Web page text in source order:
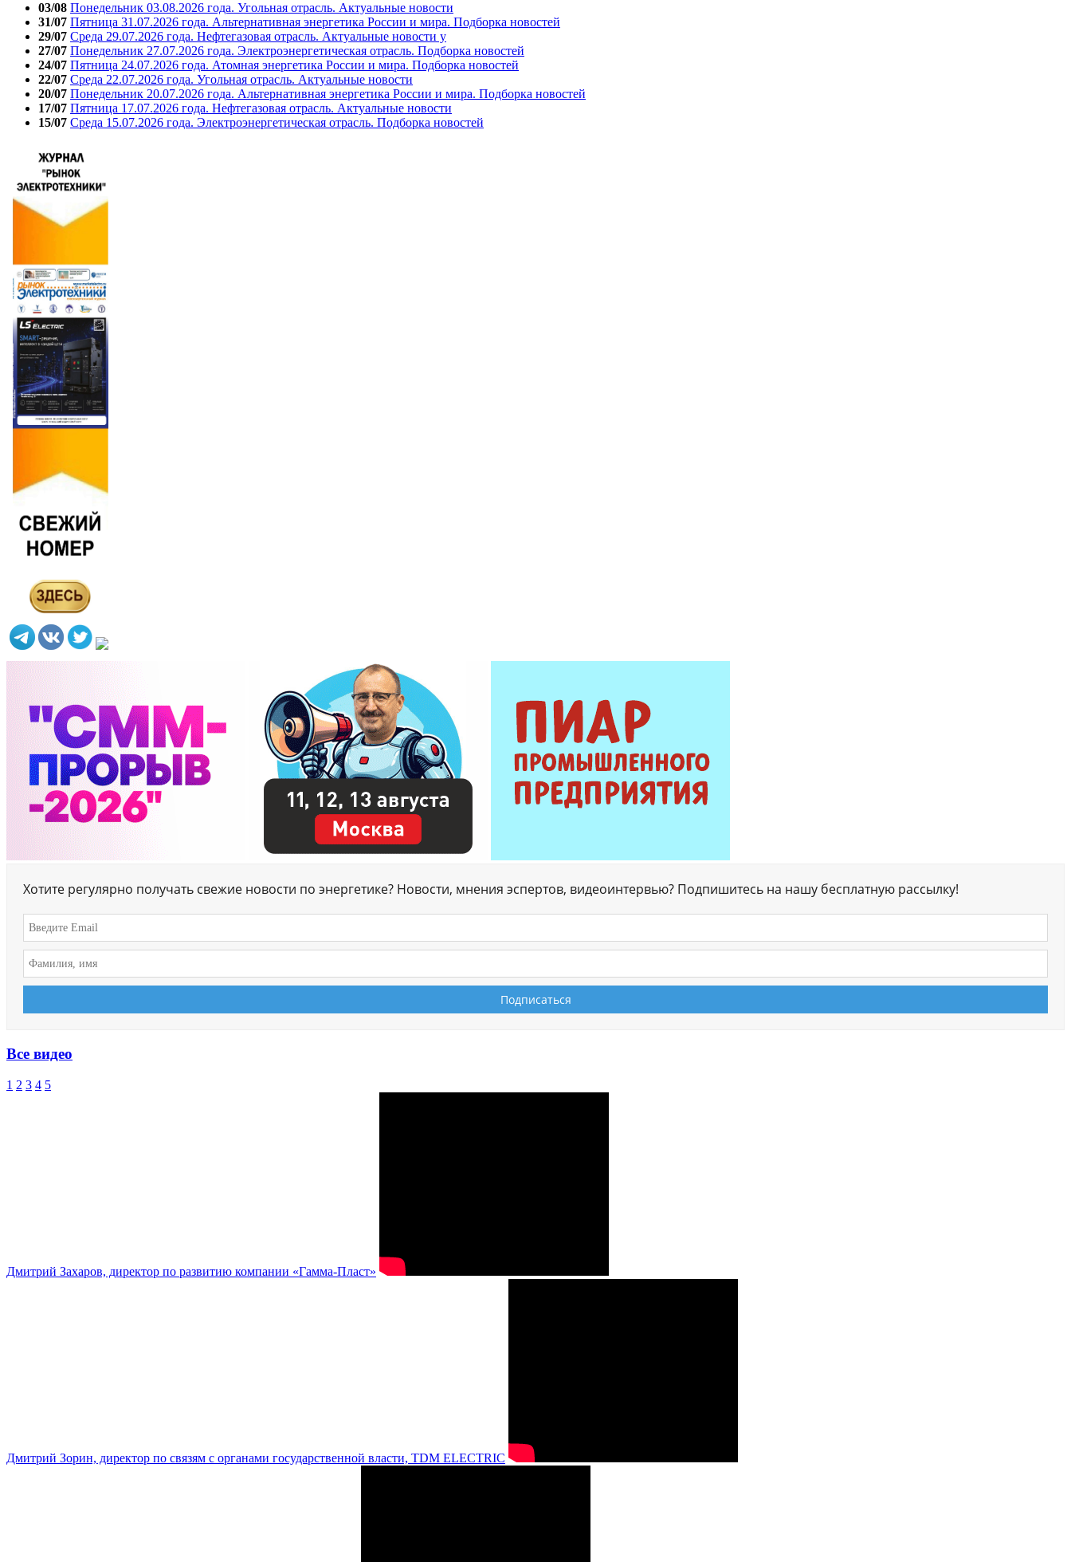
03/08 Понедельник 03.08.2026 года. Угольная отрасль. Актуальные новости
31/07 Пятница 31.07.2026 года. Альтернативная энергетика России и мира. Подборка новостей
29/07 Среда 29.07.2026 года. Нефтегазовая отрасль. Актуальные новости у
27/07 Понедельник 27.07.2026 года. Электроэнергетическая отрасль. Подборка новостей
24/07 Пятница 24.07.2026 года. Атомная энергетика России и мира. Подборка новостей
22/07 Среда 22.07.2026 года. Угольная отрасль. Актуальные новости
20/07 Понедельник 20.07.2026 года. Альтернативная энергетика России и мира. Подборка новостей
17/07 Пятница 17.07.2026 года. Нефтегазовая отрасль. Актуальные новости
15/07 Среда 15.07.2026 года. Электроэнергетическая отрасль. Подборка новостей
Хотите регулярно получать свежие новости по энергетике? Новости, мнения эспертов, видеоинтервью? Подпишитесь на нашу бесплатную рассылку!
Все видео
1 2 3 4 5
Дмитрий Захаров, директор по развитию компании «Гамма-Пласт»
Дмитрий Зорин, директор по связям с органами государственной власти, TDM ELECTRIC